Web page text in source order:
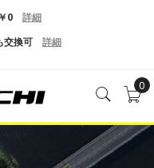
0 詳細
交換可 詳細
0